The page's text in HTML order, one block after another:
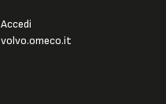
Accedi
volvo.omeco.it